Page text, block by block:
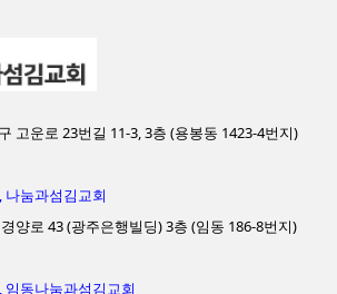
고운로 23번길 11-3, 3층 (용봉동 1423-4번지)
나눔과섬김교회
양로 43 (광주은행빌딩) 3층 (임동 186-8번지)
임동나눔과섬김교회